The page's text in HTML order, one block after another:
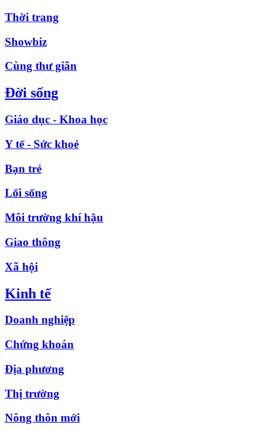
Thời trang
Showbiz
Cùng thư giãn
Đời sống
Giáo dục - Khoa học
Y tế - Sức khoẻ
Bạn trẻ
Lối sống
Môi trường khí hậu
Giao thông
Xã hội
Kinh tế
Doanh nghiệp
Chứng khoán
Địa phương
Thị trường
Nông thôn mới